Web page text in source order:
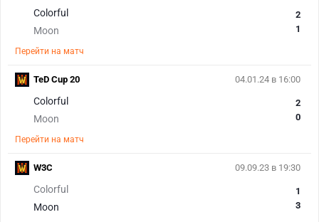
Colorful
Moon
2
1
Перейти на матч
04.01.24 в 16:00
Colorful
Moon
2
0
Перейти на матч
TeD Cup 20
09.09.23 в 19:30
Colorful
Moon
1
3
W3C